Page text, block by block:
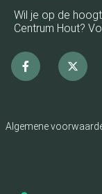
Wil je op de
Centrum Hout?
Facebook
x
Algemene